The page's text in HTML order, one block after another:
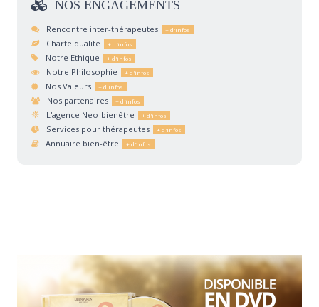
NOS ENGAGEMENTS
Rencontre inter-thérapeutes
Charte qualité
Notre Ethique
Notre Philosophie
Nos Valeurs
Nos partenaires
L'agence Neo-bienêtre
Services pour thérapeutes
Annuaire bien-être